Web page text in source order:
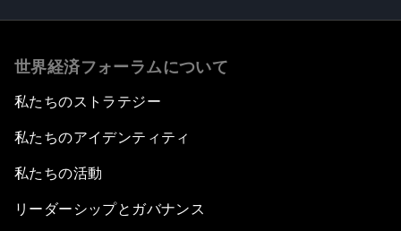
世界経済フォーラムについて
私たちのストラテジー
私たちのアイデンティティ
私たちの活動
リーダーシップとガバナンス